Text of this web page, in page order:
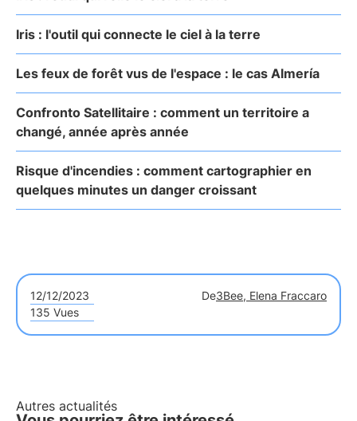
Iris : l'outil qui connecte le ciel à la terre
Les feux de forêt vus de l'espace : le cas Almería
Confronto Satellitaire : comment un territoire a
changé, année après année
Risque d'incendies : comment cartographier en
quelques minutes un danger croissant
12/12/2023 De3Bee, Elena Fraccaro
135 Vues
Autres actualités